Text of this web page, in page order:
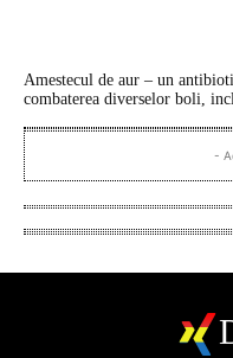
Amestecul de aur – un
combaterea diverselor boli,
-